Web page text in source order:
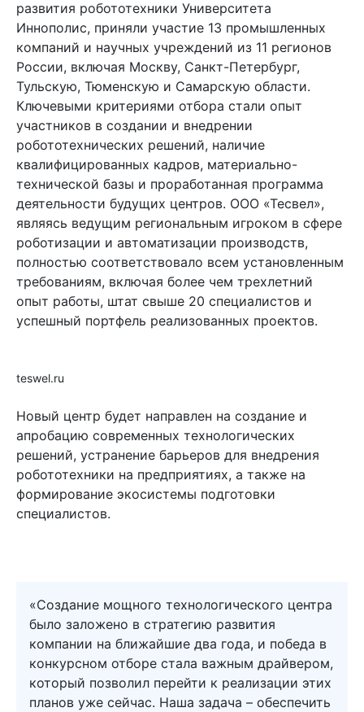
развития робототехники Университета
Иннополис, приняли участие 13 промышленных
компаний и научных учреждений из 11 регионов
России, включая Москву, Санкт-Петербург,
Тульскую, Тюменскую и Самарскую области.
Ключевыми критериями отбора стали опыт
участников в создании и внедрении
робототехнических решений, наличие
квалифицированных кадров, материально-
технической базы и проработанная программа
деятельности будущих центров. ООО «Тесвел»,
являясь ведущим региональным игроком в сфере
роботизации и автоматизации производств,
полностью соответствовало всем установленным
требованиям, включая более чем трехлетний
опыт работы, штат свыше 20 специалистов и
успешный портфель реализованных проектов.
teswel.ru
Новый центр будет направлен на создание и
апробацию современных технологических
решений, устранение барьеров для внедрения
робототехники на предприятиях, а также на
формирование экосистемы подготовки
специалистов.
«Создание мощного технологического центра
было заложено в стратегию развития
компании на ближайшие два года, и победа в
конкурсном отборе стала важным драйвером,
который позволил перейти к реализации этих
планов уже сейчас. Наша задача – обеспечить